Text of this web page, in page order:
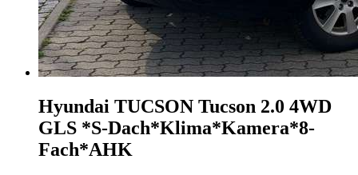
Hyundai TUCSON Tucson 2.0 4WD
GLS *S-Dach*Klima*Kamera*8-
Fach*AHK